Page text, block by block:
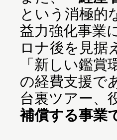
という消極的
益力強化事業
ロナ後を見据
「新しい鑑
の経費支援で
台裏ツアー、
補償する事業